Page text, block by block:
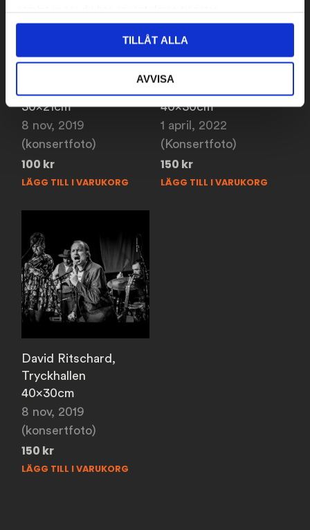
TILLÅT ALLA
AVVISA
30x21cm
8 nov, 2019
(konsertfoto)
100 kr
LÄGG TILL I VARUKORG
Jesper Lindell,
40x30cm
1 april, 2022
(Konsertfoto)
150 kr
LÄGG TILL I VARUKORG
David Ritschard,
Tryckhallen
40x30cm
8 nov, 2019
(konsertfoto)
150 kr
LÄGG TILL I VARUKORG